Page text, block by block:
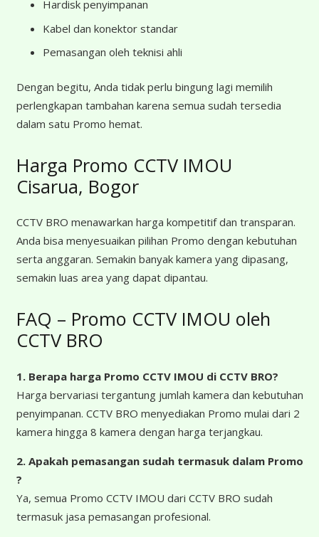
Hardisk penyimpanan
Kabel dan konektor standar
Pemasangan oleh teknisi ahli
Dengan begitu, Anda tidak perlu bingung lagi memilih
perlengkapan tambahan karena semua sudah tersedia
dalam satu Promo hemat.
Harga Promo CCTV IMOU
Cisarua, Bogor
CCTV BRO menawarkan harga kompetitif dan transparan.
Anda bisa menyesuaikan pilihan Promo dengan kebutuhan
serta anggaran. Semakin banyak kamera yang dipasang,
semakin luas area yang dapat dipantau.
FAQ – Promo CCTV IMOU oleh
CCTV BRO
1. Berapa harga Promo CCTV IMOU di CCTV BRO?
Harga bervariasi tergantung jumlah kamera dan kebutuhan
penyimpanan. CCTV BRO menyediakan Promo mulai dari 2
kamera hingga 8 kamera dengan harga terjangkau.
2. Apakah pemasangan sudah termasuk dalam Promo
?
Ya, semua Promo CCTV IMOU dari CCTV BRO sudah
termasuk jasa pemasangan profesional.